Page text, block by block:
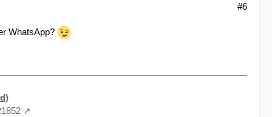
#6
WhatsApp?